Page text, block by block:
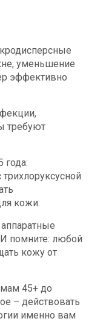
уменьшение
эффективно
требуют
года:
кожи.
помните: любой
кожу от
45+ до
– действовать
именно вам